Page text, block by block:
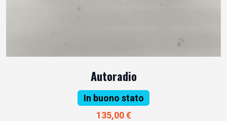
Autoradio
In buono stato
135,00 €